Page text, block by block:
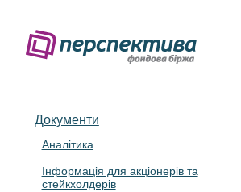
Документи
Аналітика
Інформація для акціонерів та
стейкхолдерів